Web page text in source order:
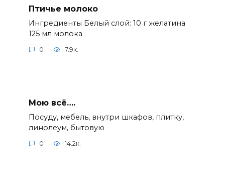
Птичье молоко
Ингредиенты Белый слой: 10 г желатина
125 мл молока
0 7.9к.
Мою всё….
Посуду, мебель, внутри шкафов, плитку,
линолеум, бытовую
0 14.2к.